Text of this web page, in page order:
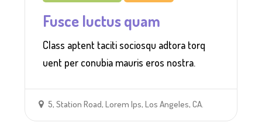
Fusce luctus quam
Class aptent taciti sociosqu adtora torq
uent per conubia mauris eros nostra.
5, Station Road, Lorem Ips, Los Angeles, CA.